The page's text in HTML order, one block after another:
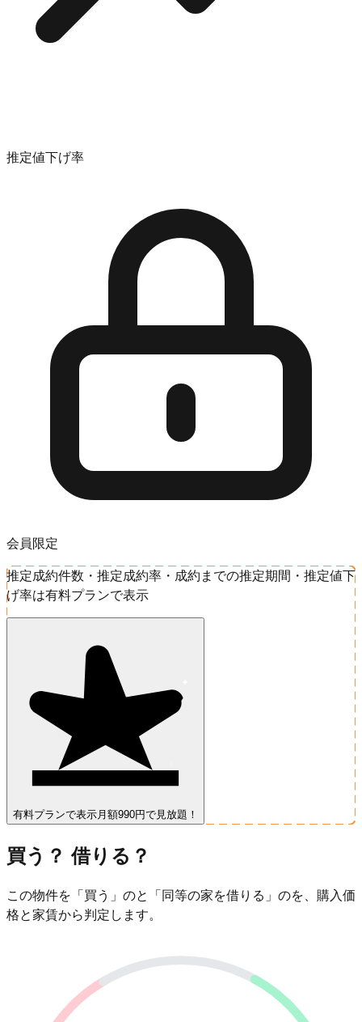
推定値下げ率
会員限定
推定成約件数・推定成約率・成約までの推定期間・推定値下
げ率は有料プランで表示
有料プランで表示 月額990円で見放題！
買う？ 借りる？
この物件を「買う」のと「同等の家を借りる」のを、購入価
格と家賃から判定します。